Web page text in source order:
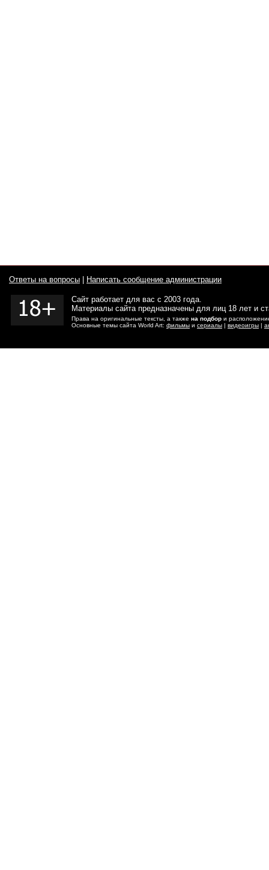
Ответы на вопросы Написать сообщение администрации
Сайт работает для вас с 2003 года.
Материалы сайта предназначены для лиц 18 лет и
Права на оригинальные тексты, а также на подбор и
Основные темы сайта World Art: фильмы и сериалы | видеоигры |